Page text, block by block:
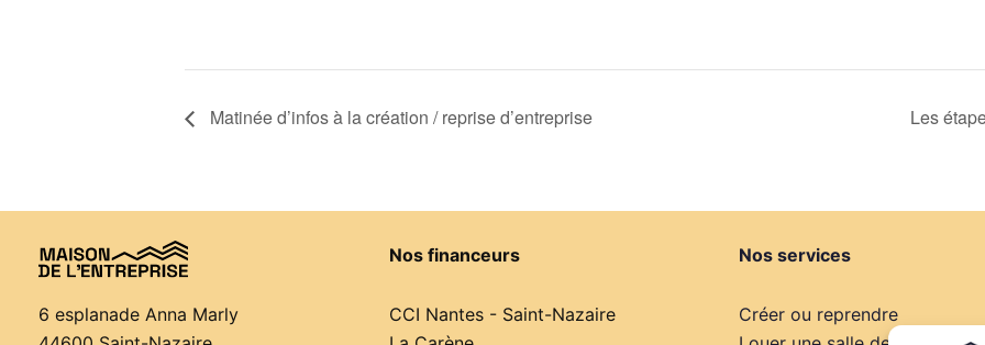
Matinée d’infos à la création / reprise d’entreprise Les
6 esplanade Anna Marly
Nos financeurs
CCI Nantes - Saint-Nazaire
Nos services
Créer ou reprendre